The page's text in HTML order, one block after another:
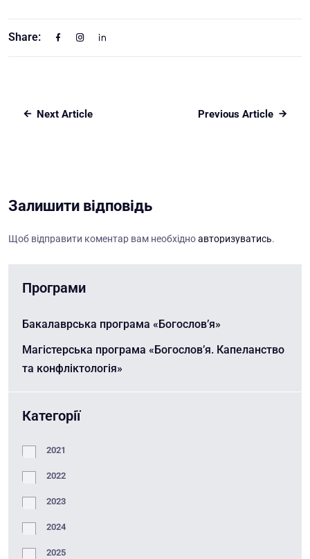
Share:
Next Article Previous Article
Залишити відповідь
Щоб відправити коментар вам необхідноавторизуватись.
Програми
Бакалаврська програма «Богослов’я»
Магістерська програма «Богослов’я. Капеланство
та конфліктологія»
Категорії
2021
2022
2023
2024
2025